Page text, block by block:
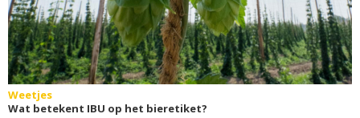
Weetjes
Wat betekent IBU op het bieretiket?